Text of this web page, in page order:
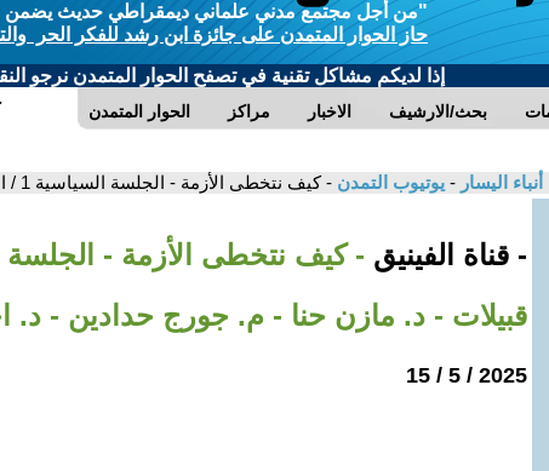
"من أجل مجتمع مدني علماني ديمقراطي حديث يضمن
حاز الحوار المتمدن على جائزة ابن رشد للفكر الحر
إذا لديكم مشاكل تقنية في تصفح الحوار المتمدن نرجو
الحوار المتمدن مراكز الاخبار بحث/الارشيف
اليسار - يوتيوب التمدن - كيف نتخطى الأزمة - الجلسة السياسية 1 / ا. سعود قبيلات - د. مازن حنا - م. جورج حدادين - د. احمد فاخر.
- قناة الفينيق
قبيلات - د. مازن حنا - م. جورج حدادين - د.
2025 / 5 / 15